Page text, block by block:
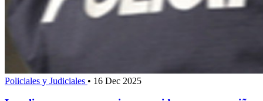
Policiales y Judiciales • 16 Dec 2025